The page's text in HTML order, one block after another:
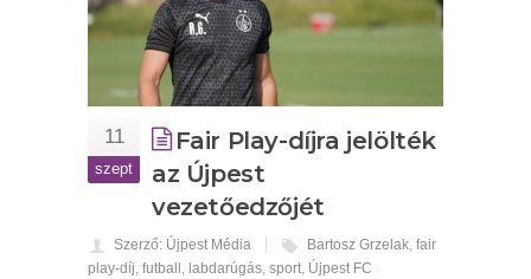
11
szept
Fair Play-díjra jelölték
az Újpest
vezetőedzőjét
Szerző: Újpest Média Bartosz Grzelak, fair
play-díj, futball , labdarúgás, sport, Újpest FC